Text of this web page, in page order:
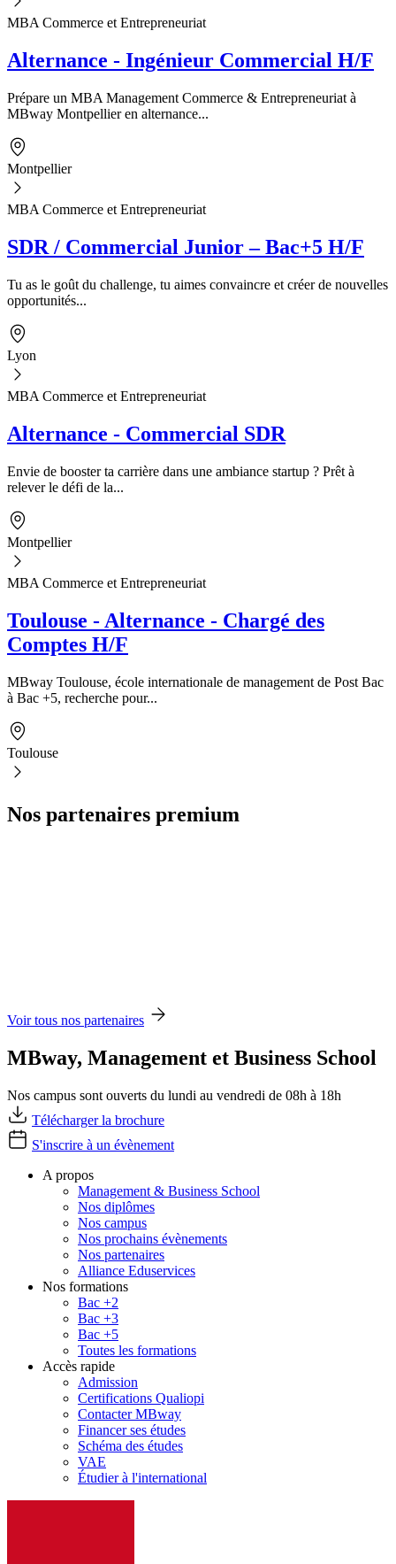
MBA Commerce et Entrepreneuriat
Alternance - Ingénieur Commercial H/F
Prépare un MBA Management Commerce & Entrepreneuriat à
MBway Montpellier en alternance...
Montpellier
MBA Commerce et Entrepreneuriat
SDR / Commercial Junior – Bac+5 H/F
Tu as le goût du challenge, tu aimes convaincre et créer de nouvelles
opportunités...
Lyon
MBA Commerce et Entrepreneuriat
Alternance - Commercial SDR
Envie de booster ta carrière dans une ambiance startup ? Prêt à
relever le défi de la...
Montpellier
MBA Commerce et Entrepreneuriat
Toulouse - Alternance - Chargé des
Comptes H/F
MBway Toulouse, école internationale de management de Post Bac
à Bac +5, recherche pour...
Toulouse
Nos partenaires premium
Voir tous nos partenaires
MBway, Management et Business School
Nos campus sont ouverts du lundi au vendredi de 08h à 18h
Télécharger la brochure
S'inscrire à un évènement
A propos
Management & Business School
Nos diplômes
Nos campus
Nos prochains évènements
Nos partenaires
Alliance Eduservices
Nos formations
Bac +2
Bac +3
Bac +5
Toutes les formations
Accès rapide
Admission
Certifications Qualiopi
Contacter MBway
Financer ses études
Schéma des études
VAE
Étudier à l'international